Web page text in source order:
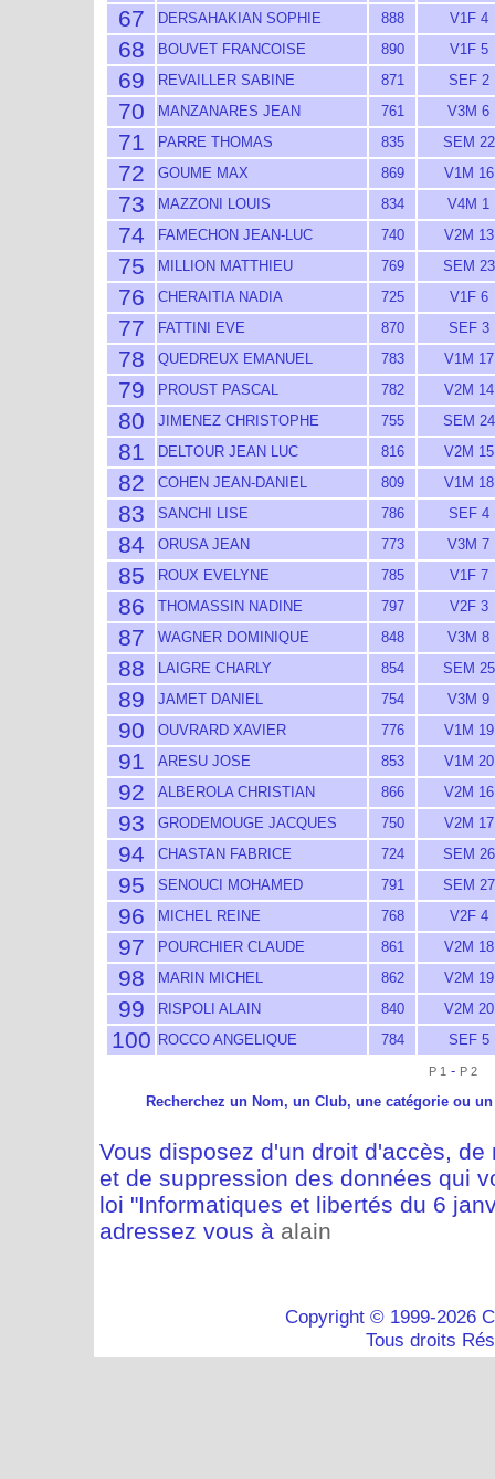
67 DERSAHAKIAN SOPHIE 888 V1F 4
68 BOUVET FRANCOISE 890 V1F 5
69 REVAILLER SABINE 871 SEF 2
70 MANZANARES JEAN 761 V3M 6
71 PARRE THOMAS 835 SEM 22
72 GOUME MAX 869 V1M 16
73 MAZZONI LOUIS 834 V4M 1
74 FAMECHON JEAN-LUC 740 V2M 13
75 MILLION MATTHIEU 769 SEM 23
76 CHERAITIA NADIA 725 V1F 6
77 FATTINI EVE 870 SEF 3
78 QUEDREUX EMANUEL 783 V1M 17
79 PROUST PASCAL 782 V2M 14
80 JIMENEZ CHRISTOPHE 755 SEM 24
81 DELTOUR JEAN LUC 816 V2M 15
82 COHEN JEAN-DANIEL 809 V1M 18
83 SANCHI LISE 786 SEF 4
84 ORUSA JEAN 773 V3M 7
85 ROUX EVELYNE 785 V1F 7
86 THOMASSIN NADINE 797 V2F 3
87 WAGNER DOMINIQUE 848 V3M 8
88 LAIGRE CHARLY 854 SEM 25
89 JAMET DANIEL 754 V3M 9
90 OUVRARD XAVIER 776 V1M 19
91 ARESU JOSE 853 V1M 20
92 ALBEROLA CHRISTIAN 866 V2M 16
93 GRODEMOUGE JACQUES 750 V2M 17
94 CHASTAN FABRICE 724 SEM 26
95 SENOUCI MOHAMED 791 SEM 27
96 MICHEL REINE 768 V2F 4
97 POURCHIER CLAUDE 861 V2M 18
98 MARIN MICHEL 862 V2M 19
99 RISPOLI ALAIN 840 V2M 20
100 ROCCO ANGELIQUE 784 SEF 5
P 1 - P 2
Recherchez un Nom, un Club, une catégorie ou
Vous disposez d'un droit d'accès,
et de suppression des données qui
loi "Informatiques et libertés du 6
adressez vous à alain
Copyright © 1999-2026
Tous droits